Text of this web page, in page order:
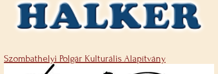
Szombathelyi Polgár Kulturális Alapítvány